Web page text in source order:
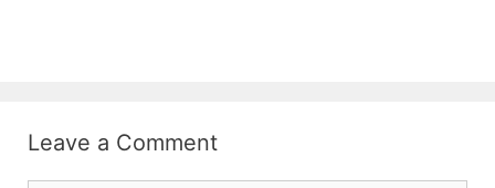
Leave a Comment